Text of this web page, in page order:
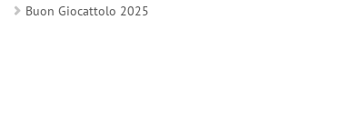
Buon Giocattolo 2025